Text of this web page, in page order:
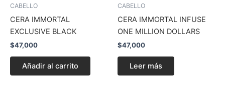
CABELLO
CERA IMMORTAL
EXCLUSIVE BLACK
$47,000
Añadir al carrito
CABELLO
CERA IMMORTAL INFUSE
ONE MILLION DOLLARS
$47,000
Leer más